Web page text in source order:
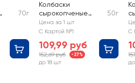
70г
Колбаски
сырокопченые
ДЫМОВ Мини-
салями со вкусом
50г
Цена за 1 шт
С Картой №1
109,99 руб
152,69 руб -27%
до 18 шт
С